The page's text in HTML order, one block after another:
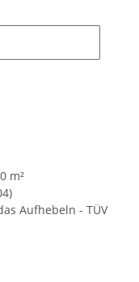
m²
Aufhebeln - TÜV